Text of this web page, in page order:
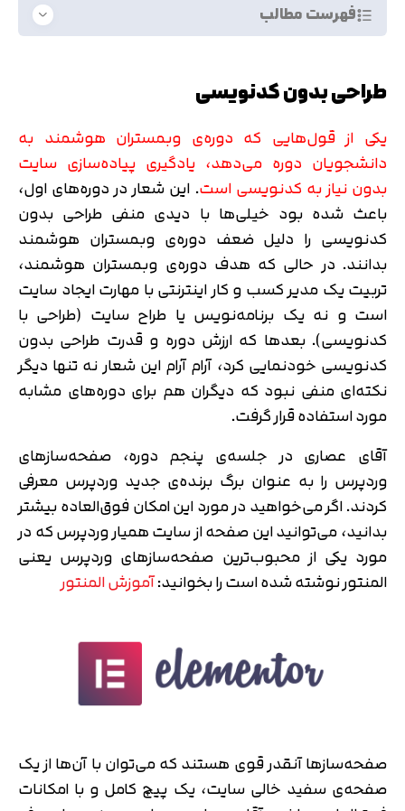
فهرست مطالب
طراحی بدون کدنویسی
یکی از قول‌هایی که دوره‌ی وبمستران هوشمند به
دانشجویان دوره می‌دهد، یادگیری پیاده‌سازی سایت
بدون نیاز به کدنویسی است. این شعار در دوره‌های اول،
باعث شده بود خیلی‌ها با دیدی منفی طراحی بدون
کدنویسی را دلیل ضعف دوره‌ی وبمستران هوشمند
بدانند. در حالی که هدف دوره‌ی وبمستران هوشمند،
تربیت یک مدیر کسب و کار اینترنتی با مهارت ایجاد سایت
است و نه یک برنامه‌نویس یا طراح سایت (طراحی با
کدنویسی). بعدها که ارزش دوره و قدرت طراحی بدون
کدنویسی خودنمایی کرد، آرام آرام این شعار نه تنها دیگر
نکته‌ای منفی نبود که دیگران هم برای دوره‌های مشابه
مورد استفاده قرار گرفت.
آقای عصاری در جلسه‌ی پنجم دوره، صفحه‌سازهای
وردپرس را به عنوان برگ برنده‌ی جدید وردپرس معرفی
کردند. اگر می‌خواهید در مورد این امکان فوق‌العاده بیشتر
بدانید، می‌توانید این صفحه از سایت همیار وردپرس که در
مورد یکی از محبوب‌ترین صفحه‌سازهای وردپرس یعنی
المنتور نوشته شده است را بخوانید:آموزش المنتور
صفحه‌ساز‌ها آنقدر قوی هستند که ‌می‌توان با آن‌ها از یک
صفحه‌ی سفید خالی سایت، یک پیچ کامل و با امکانات